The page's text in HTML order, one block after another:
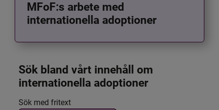
MFoF:s arbete med
internationella adoptioner
Sök bland vårt innehåll om
internationella adoptioner
Filtrera resultatet
Det här formuläret postas automatiskt
Sök med fritext